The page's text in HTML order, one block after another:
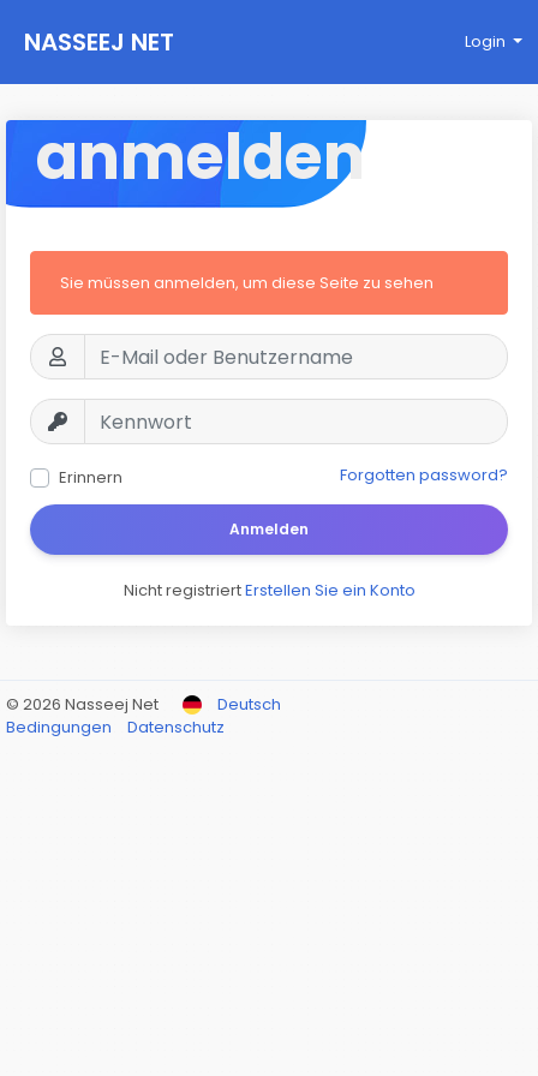
NASSEEJ NET Login
anmelden
Sie müssen anmelden, um diese Seite zu sehen
Erinnern Forgotten password?
Anmelden
Nicht registriertErstellen Sie ein Konto
© 2026 Nasseej Net
Deutsch
Bedingungen
Datenschutz